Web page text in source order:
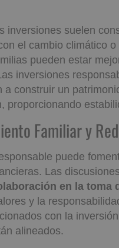
inversiones suelen
el cambio climático
pueden estar
inversiones
a construir un
proporcionando
puede
Las
en la toma
y la
con la
alineados.